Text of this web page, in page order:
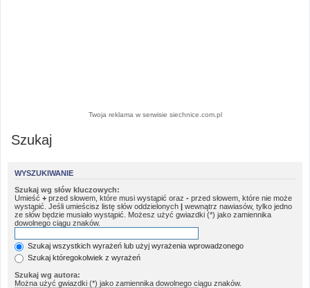
Twoja reklama w serwisie siechnice.com.pl
Szukaj
WYSZUKIWANIE
Szukaj wg słów kluczowych:
Umieść + przed słowem, które musi wystąpić oraz - przed słowem, które nie może
wystąpić. Jeśli umieścisz listę słów oddzielonych
wewnątrz nawiasów, tylko jedno
ze słów będzie musiało wystąpić. Możesz użyć gwiazdki (*) jako zamiennika
dowolnego ciągu znaków.
Szukaj wszystkich wyrażeń lub użyj wyrażenia wprowadzonego
Szukaj któregokolwiek z wyrażeń
Szukaj wg autora:
Można użyć gwiazdki (*) jako zamiennika dowolnego ciągu znaków.